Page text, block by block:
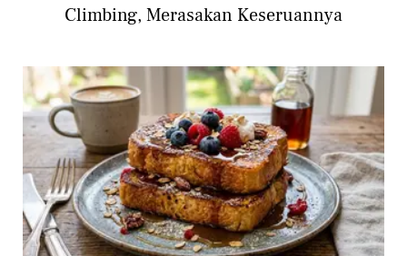
Climbing, Merasakan Keseruannya